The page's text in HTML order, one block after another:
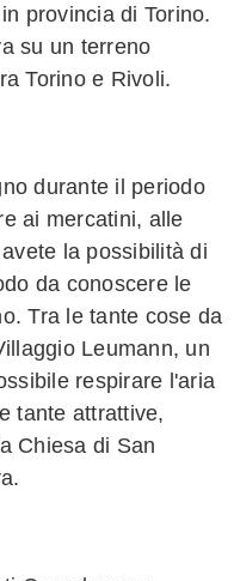
provincia di Torino.
su un terreno
Torino e Rivoli.
durante il periodo
ai mercatini, alle
la possibilità di
da conoscere le
Tra le tante cose da
Leumann, un
respirare l'aria
tante attrattive,
Chiesa di San